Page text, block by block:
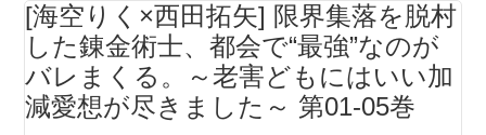
[海空りく×西田拓矢] 限界集落を脱村
した錬金術士、都会で“最強”なのが
バレまくる。～老害どもにはいい加
減愛想が尽きました～ 第01-05巻